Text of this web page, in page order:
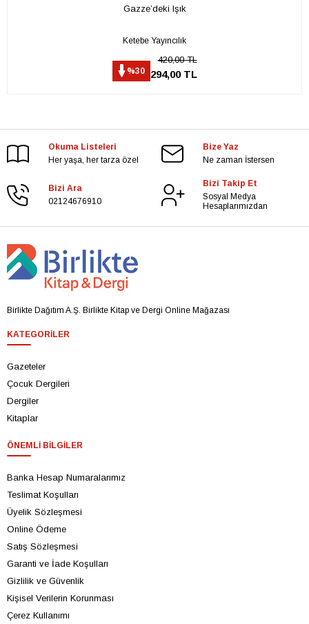
Gazze’deki Işık
Ketebe Yayıncılık
%30
420,00 TL
294,00 TL
Okuma Listeleri
Her yaşa, her tarza özel
Bize Yaz
Ne zaman İstersen
Bizi Ara
02124676910
Bizi Takip Et
Sosyal Medya
Hesaplarımızdan
Birlikte Dağıtım A.Ş. Birlikte Kitap ve Dergi Online Mağazası
KATEGORILER
Gazeteler
Çocuk Dergileri
Dergiler
Kitaplar
ÖNEMLI BILGILER
Banka Hesap Numaralarımız
Teslimat Koşulları
Üyelik Sözleşmesi
Online Ödeme
Satış Sözleşmesi
Garanti ve İade Koşulları
Gizlilik ve Güvenlik
Kişisel Verilerin Korunması
Çerez Kullanımı